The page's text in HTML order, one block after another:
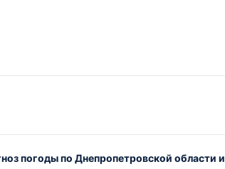
погоды по Днепропетровской области и